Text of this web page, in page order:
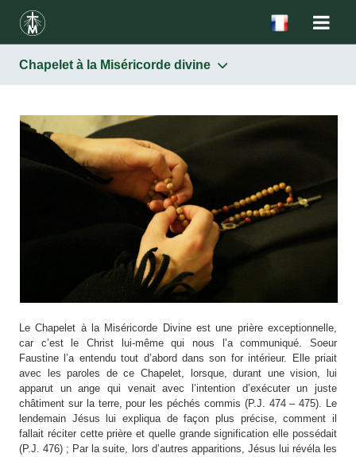
Chapelet à la Miséricorde divine
Fête de la Miséricorde
Chapelet à la Miséricorde divine
L’Heure de la Miséricorde
Diffusion du culte de la Miséricorde
Le Chapelet à la Miséricorde Divine est une prière exceptionnelle,
car c’est le Christ lui-même qui nous l’a communiqué. Soeur
Faustine l’a entendu tout d’abord dans son for intérieur. Elle priait
avec les paroles de ce Chapelet, lorsque, durant une vision, lui
apparut un ange qui venait avec l’intention d’exécuter un juste
châtiment sur la terre, pour les péchés commis (P.J. 474 – 475). Le
lendemain Jésus lui expliqua de façon plus précise, comment il
fallait réciter cette prière et quelle grande signification elle possédait
(P.J. 476) ; Par la suite, lors d’autres apparitions, Jésus lui révéla les